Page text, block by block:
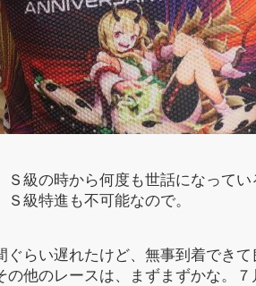
級の時から何度も世話になって
級特進も不可能なので。
らい遅れたけど、無事到着でき
他のレースは、まずまずかな。